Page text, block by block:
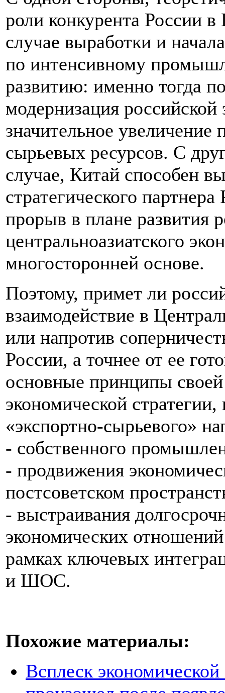
роли конкурента России
случае выработки и
по интенсивному
развитию: именно тогда
модернизация
значительное увеличение
сырьевых ресурсов. С
случае, Китай способен
стратегического
прорыв в плане развития
центральноазиатского
многосторонней основе.
Поэтому, примет ли
взаимодействие в
или напротив
России, а точнее от ее
основные принципы
экономической
«экспортно-сырьевого»
- собственного
- продвижения
постсоветском
- выстраивания
экономических
рамках ключевых
и ШОС.
Похожие материалы:
Всплеск